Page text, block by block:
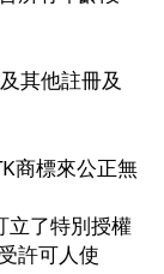
其他註冊及
商標來公正無
立了特別授權
許可人使